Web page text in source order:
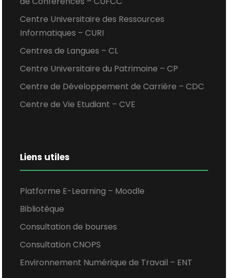
Centre Universitaire des Ressources
Informatiques – CURI
Centres de Langues – CL
Centre Universitaire du Patrimoine – CP
Centre de Développement de Carrière – CDC
Centre de Vie Etudiant – CVE
Liens utiles
Platforme E-Learning – Moodle
Bibliotèque
Consultation de bourses
Consultation CNOPS
Environnement Numérique de Travail – ENT